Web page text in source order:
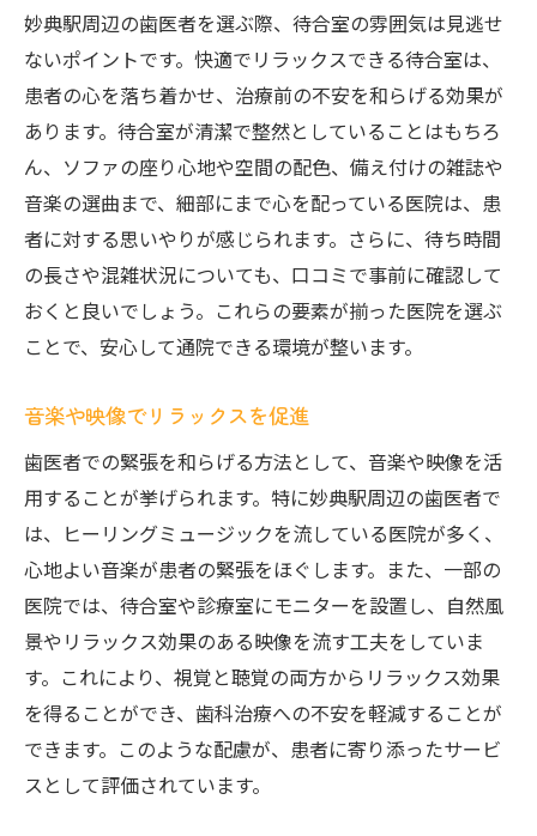
妙典駅周辺の歯医者を選ぶ際、待合室の雰囲気は見逃せ
ないポイントです。快適でリラックスできる待合室は、
患者の心を落ち着かせ、治療前の不安を和らげる効果が
あります。待合室が清潔で整然としていることはもちろ
ん、ソファの座り心地や空間の配色、備え付けの雑誌や
音楽の選曲まで、細部にまで心を配っている医院は、患
者に対する思いやりが感じられます。さらに、待ち時間
の長さや混雑状況についても、口コミで事前に確認して
おくと良いでしょう。これらの要素が揃った医院を選ぶ
ことで、安心して通院できる環境が整います。
音楽や映像でリラックスを促進
歯医者での緊張を和らげる方法として、音楽や映像を活
用することが挙げられます。特に妙典駅周辺の歯医者で
は、ヒーリングミュージックを流している医院が多く、
心地よい音楽が患者の緊張をほぐします。また、一部の
医院では、待合室や診療室にモニターを設置し、自然風
景やリラックス効果のある映像を流す工夫をしていま
す。これにより、視覚と聴覚の両方からリラックス効果
を得ることができ、歯科治療への不安を軽減することが
できます。このような配慮が、患者に寄り添ったサービ
スとして評価されています。